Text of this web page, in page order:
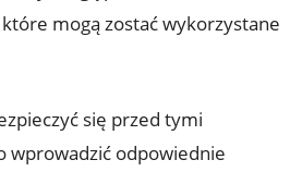
mogą zostać wykorzystane
się przed tymi
wprowadzić odpowiednie